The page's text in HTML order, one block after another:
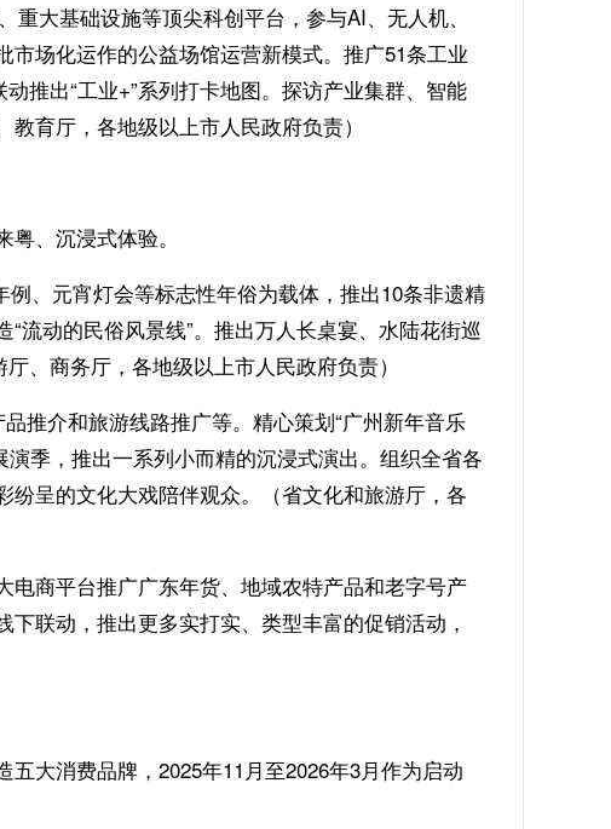
大基础设施等顶尖科创平台，参与AI、无人机、
场化运作的公益场馆运营新模式。推广51条工业
推出“工业+”系列打卡地图。探访产业集群、智能
育厅，各地级以上市人民政府负责）
、沉浸式体验。
、元宵灯会等标志性年俗为载体，推出10条非遗精
流动的民俗风景线”。推出万人长桌宴、水陆花街巡
、商务厅，各地级以上市人民政府负责）
推介和旅游线路推广等。精心策划“广州新年音乐
季，推出一系列小而精的沉浸式演出。组织全省各
呈的文化大戏陪伴观众。（省文化和旅游厅，各
电商平台推广广东年货、地域农特产品和老字号产
联动，推出更多实打实、类型丰富的促销活动，
大消费品牌，2025年11月至2026年3月作为启动